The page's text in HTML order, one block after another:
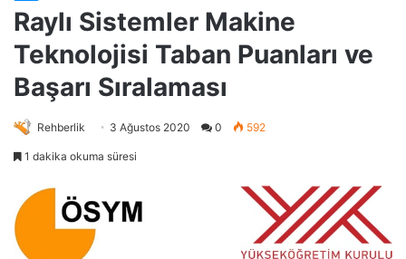
Raylı Sistemler Makine
Teknolojisi Taban Puanları ve
Başarı Sıralaması
Rehberlik 3 Ağustos 2020 0 592
1 dakika okuma süresi